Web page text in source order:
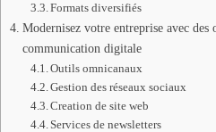
Formats diversifiés
Modernisez votre entreprise avec des
communication digitale
Outils omnicanaux
Gestion des réseaux sociaux
Creation de site web
Services de newsletters